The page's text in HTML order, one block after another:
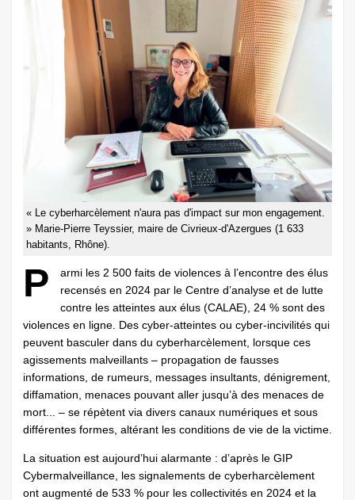
« Le cyberharcèlement n'aura pas d'impact sur mon engagement.
» Marie-Pierre Teyssier, maire de Civrieux-d'Azergues (1 633
habitants, Rhône).
P
armi les 2 500 faits de violences à l’encontre des élus
recensés en 2024 par le Centre d’analyse et de lutte
contre les atteintes aux élus (CALAE), 24 % sont des
violences en ligne. Des cyber-atteintes ou cyber-incivilités qui
peuvent basculer dans du cyberharcèlement, lorsque ces
agissements malveillants – propagation de fausses
informations, de rumeurs, messages insultants, dénigrement,
diffamation, menaces pouvant aller jusqu’à des menaces de
mort... – se répètent via divers canaux numériques et sous
différentes formes, altérant les conditions de vie de la victime.
La situation est aujourd’hui alarmante : d’après le GIP
Cybermalveillance, les signalements de cyberharcèlement
ont augmenté de 533 % pour les collectivités en 2024 et la